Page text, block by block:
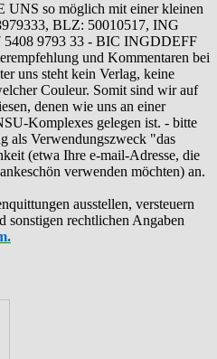
so möglich mit einer kleinen
BLZ: 50010517, ING
9793 33 - BIC INGDDEFF
und Kommentaren bei
uns steht kein Verlag, keine
Couleur. Somit sind wir auf
denen wie uns an einer
Komplexes gelegen ist. - bitte
als Verwendungszweck "das
(etwa Ihre e-mail-Adresse, die
verwenden möchten) an.
ausstellen, versteuern
sonstigen rechtlichen Angaben